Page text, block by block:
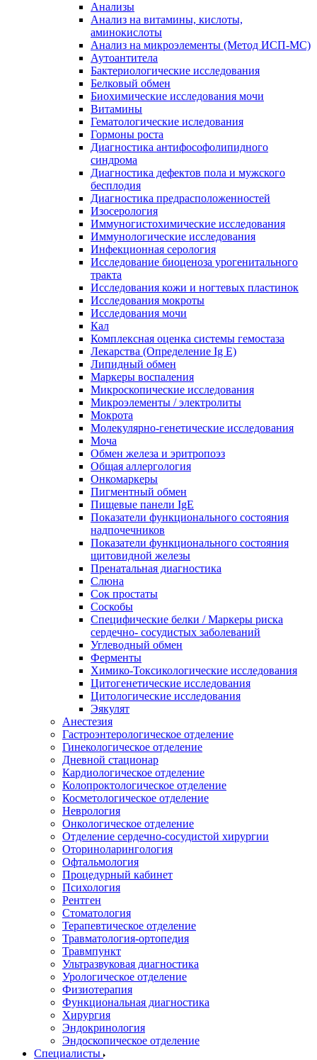
Анализы
Анализ на витамины, кислоты,
аминокислоты
Анализ на микроэлементы (Метод ИСП-МС)
Аутоантитела
Бактериологические исследования
Белковый обмен
Биохимические исследования мочи
Витамины
Гематологические иследования
Гормоны роста
Диагностика антифософолипидного
синдрома
Диагностика дефектов пола и мужского
бесплодия
Диагностика предрасположенностей
Изосерология
Иммуногистохимические исследования
Иммунологические исследования
Инфекционная серология
Исследование биоценоза урогенитального
тракта
Исследования кожи и ногтевых пластинок
Исследования мокроты
Исследования мочи
Кал
Комплексная оценка системы гемостаза
Лекарства (Определение Ig E)
Липидный обмен
Маркеры воспаления
Микроскопические исследования
Микроэлементы / электролиты
Мокрота
Молекулярно-генетические исследования
Моча
Обмен железа и эритропоэз
Общая аллергология
Онкомаркеры
Пигментный обмен
Пищевые панели IgE
Показатели функционального состояния
надпочечников
Показатели функционального состояния
щитовидной железы
Пренатальная диагностика
Слюна
Сок простаты
Соскобы
Специфические белки / Маркеры риска
сердечно- сосудистых заболеваний
Углеводный обмен
Ферменты
Химико-Токсикологические исследования
Цитогенетические исследования
Цитологические исследования
Эякулят
Анестезия
Гастроэнтерологическое отделение
Гинекологическое отделение
Дневной стационар
Кардиологическое отделение
Колопроктологическое отделение
Косметологическое отделение
Неврология
Онкологическое отделение
Отделение сердечно-сосудистой хирургии
Оториноларингология
Офтальмология
Процедурный кабинет
Психология
Рентген
Стоматология
Терапевтическое отделение
Травматология-ортопедия
Травмпункт
Ультразвуковая диагностика
Урологическое отделение
Физиотерапия
Функциональная диагностика
Хирургия
Эндокринология
Эндоскопическое отделение
Специалисты